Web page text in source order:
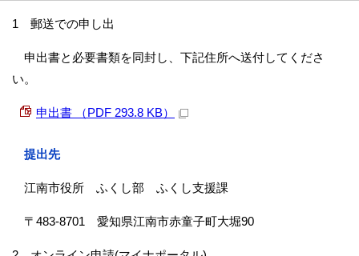
1 郵送での申し出
申出書と必要書類を同封し、下記住所へ送付してくださ
い。
申出書 （PDF 293.8 KB）
提出先
江南市役所 ふくし部 ふくし支援課
〒483-8701 愛知県江南市赤童子町大堀90